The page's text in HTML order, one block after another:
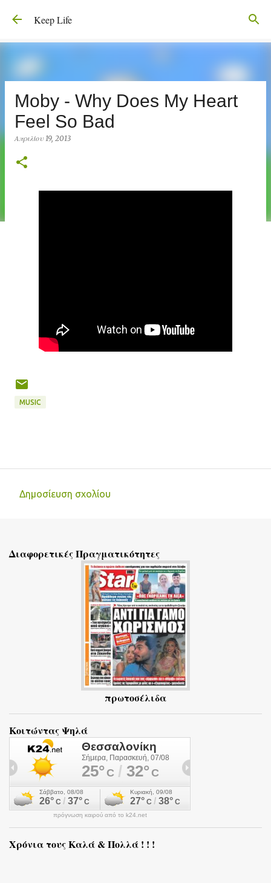
Μετάβαση στο κύριο περιεχόμενο
Keep Life
Moby - Why Does My Heart
Feel So Bad
Απριλίου 19, 2013
MUSIC
λ
Δημοσίευση σχολίου
Διαφορετικές Πραγματικότητες
πρωτοσέλιδα
Κοιτώντας Ψηλά
πρόγνωση καιρού από το k24.net
Χρόνια τους Καλά & Πολλά ! ! !